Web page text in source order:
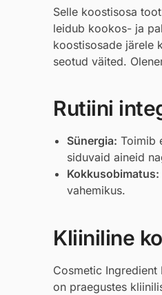
Selle koostisosa
leidub kookos- ja
koostisosade järele
seotud väited.
Rutiini
Sünergia: Toimib
siduvaid aineid
Kokkusobimatus:
vahemikus.
Kliiniline
Cosmetic
on praegustes